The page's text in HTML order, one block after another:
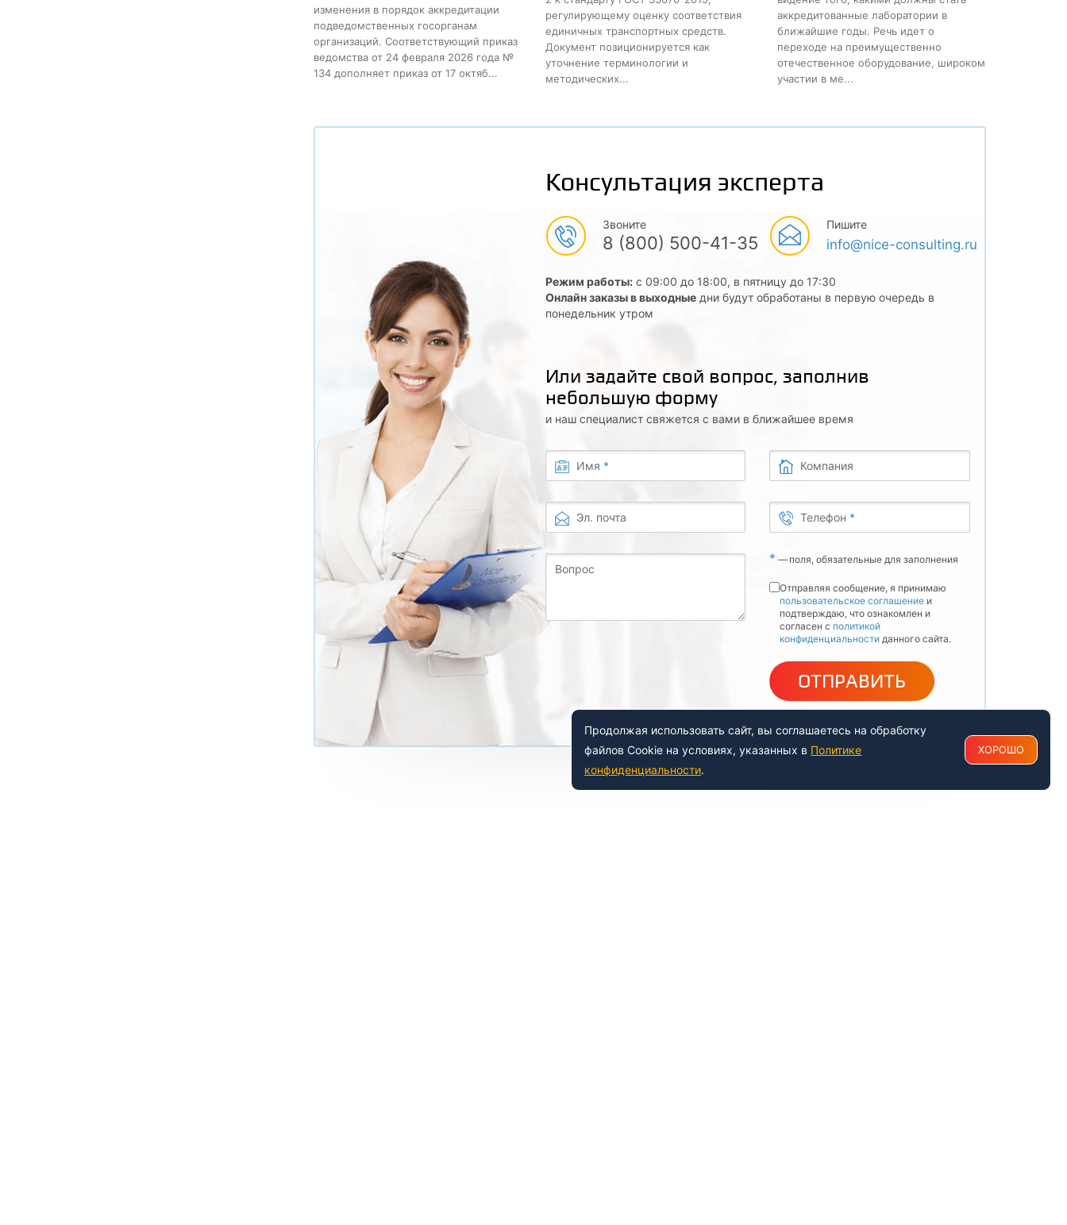
изменения в порядок аккредитации
подведомственных госорганам
организаций. Соответствующий приказ
ведомства от 24 февраля 2026 года №
134 дополняет приказ от 17 октяб...
регулирующему оценку соответствия
единичных транспортных средств.
Документ позиционируется как
уточнение терминологии и
методических...
аккредитованные лаборатории в
ближайшие годы. Речь идет о
переходе на преимущественно
отечественное оборудование, широком
участии в ме...
Консультация эксперта
Звоните
8 (800) 500-41-35
Пишите
info@nice-consulting.ru
Режим работы:с 09:00 до 18:00, в пятницу до 17:30
Онлайн заказы в выходныедни будут обработаны в первую очередь в
понедельник утром
Или задайте свой вопрос, заполнив
небольшую форму
и наш специалист свяжется с вами в ближайшее время
Имя *
Эл. почта
Вопрос
Компания
Телефон *
* — поля, обязательные для заполнения
Отправляя сообщение, я принимаю
пользовательское соглашение и
подтверждаю, что ознакомлен и
согласен с политикой
конфиденциальности данного сайта.
ОТПРАВИТЬ
Продолжая использовать сайт, вы соглашаетесь на обработку
файлов Cookie на условиях, указанных в Политике
конфиденциальности.
ХОРОШО